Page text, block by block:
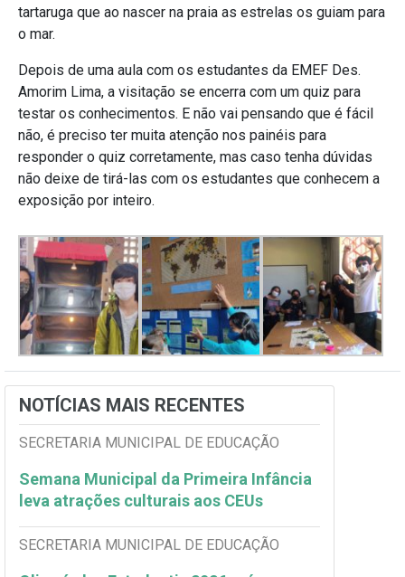
tartaruga que ao nascer na praia as estrelas os guiam para
o mar.
Depois de uma aula com os estudantes da EMEF Des.
Amorim Lima, a visitação se encerra com um quiz para
testar os conhecimentos. E não vai pensando que é fácil
não, é preciso ter muita atenção nos painéis para
responder o quiz corretamente, mas caso tenha dúvidas
não deixe de tirá-las com os estudantes que conhecem a
exposição por inteiro.
NOTÍCIAS MAIS RECENTES
SECRETARIA MUNICIPAL DE EDUCAÇÃO
Semana Municipal da Primeira Infância
leva atrações culturais aos CEUs
SECRETARIA MUNICIPAL DE EDUCAÇÃO